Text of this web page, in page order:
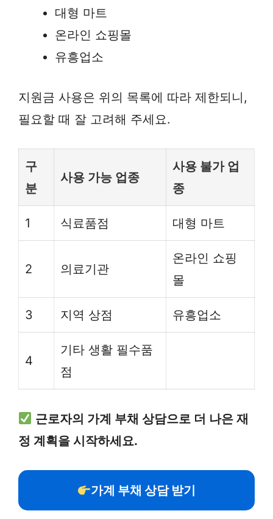
대형 마트
온라인 쇼핑몰
유흥업소
지원금 사용은 위의 목록에 따라 제한되니,
필요할 때 잘 고려해 주세요.
구
분
사용 가능 업종
사용 불가 업
종
1 식료품점 대형 마트
2 의료기관
온라인 쇼핑
몰
3 지역 상점 유흥업소
4
기타 생활 필수품
점
근로자의 가계 부채 상담으로 더 나은 재
정 계획을 시작하세요.
가계 부채 상담 받기